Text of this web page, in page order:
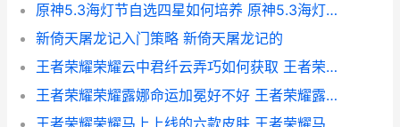
原神5.3海灯节自选四星如何培养 原神5.3海灯节自选四星
新倚天屠龙记入门策略 新倚天屠龙记的
王者荣耀荣耀云中君纤云弄巧如何获取 王者荣耀云游戏官方网站
王者荣耀荣耀露娜命运加冕好不好 王者荣耀露出你原本的样子